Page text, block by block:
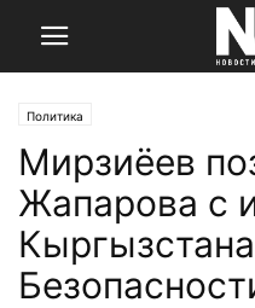
Политика
Мирзиёев
Жапарова с